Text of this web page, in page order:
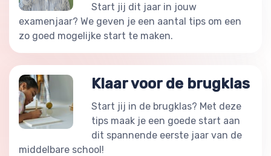
Start jij dit jaar in jouw
examenjaar? We geven je een aantal tips om een
zo goed mogelijke start te maken.
Klaar voor de brugklas
Start jij in de brugklas? Met deze
tips maak je een goede start aan
dit spannende eerste jaar van de
middelbare school!